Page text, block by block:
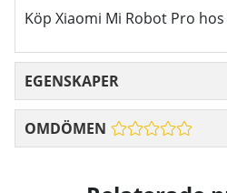
Köp Xiaomi Mi Robot Pro
EGENSKAPER
OMDÖMEN